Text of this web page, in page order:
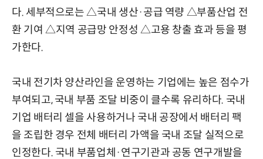
다. 세부적으로는 △국내 생산·공급 역량 △부품산업 전
환 기여 △지역 공급망 안정성 △고용 창출 효과 등을 평
가한다.
국내 전기차 양산라인을 운영하는 기업에는 높은 점수가
부여되고, 국내 부품 조달 비중이 클수록 유리하다. 국내
기업 배터리 셀을 사용하거나 국내 공장에서 배터리 팩
을 조립한 경우 전체 배터리 가액을 국내 조달 실적으로
인정한다. 국내 부품업체·연구기관과 공동 연구개발을